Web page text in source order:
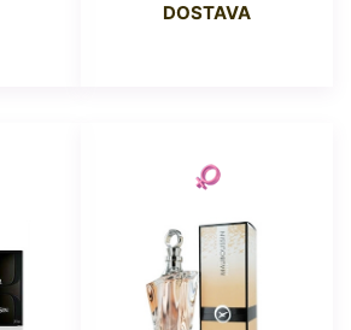
DOSTAVA